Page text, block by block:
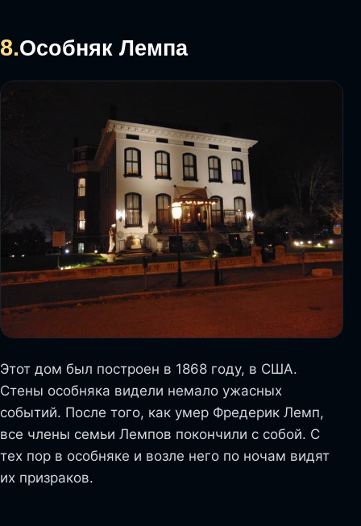
8.Особняк Лемпа
Этот дом был построен в 1868 году, в США.
Стены особняка видели немало ужасных
событий. После того, как умер Фредерик Лемп,
все члены семьи Лемпов покончили с собой. С
тех пор в особняке и возле него по ночам видят
их призраков.